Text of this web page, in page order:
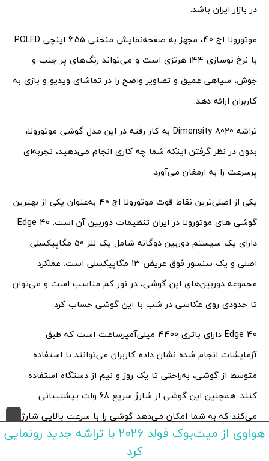
در بازار ایران باشد.
موتورولا اج 40، مجهز به صفحه‌نمایش منحنی 6.55 اینچی POLED
با نرخ نوسازی 144 هرتزی است و می‌تواند رنگ‌های پر جنب و
جوش، سیاهی عمیق و تصاویر واضح را در تماشای ویدیو و بازی به
کاربران ارائه دهد.
تراشه Dimensity 8020 به کار رفته در این مدل گوشی موتورولا،
بدون در نظر گرفتن اینکه شما چه کاری انجام می‌دهید، تجربه‌ای
پرسرعت را به ارمغان می‌آورد.
یکی از اصلی‌ترین نقاط قوت موتورولا اج 40 به‌عنوان یکی از بهترین
گوشی های موتورولا در ایران تنظیمات دوربین آن است. Edge 40
دارای یک سیستم دوربین دوگانه شامل یک لنز 50 مگاپیکسلی
اصلی و یک سنسور فوق عریض 13 مگاپیکسلی است. عملکرد
مجموعه دوربین‌های این گوشی، در نور کم مناسب است و می‌توان
تا حدودی روی عکاسی در شب با این گوشی حساب کرد.
Edge 40 دارای باتری 4400 میلی‌آمپرساعت است که طبق
آزمایشات انجام شده نشان داده کاربران می‌توانند با استفاده
متوسط از گوشی، به‌راحتی تا یک روز و نیم از دستگاه استفاده
کنند. همچنین این گوشی از شارژ سریع 68 وات یپشتیبانی
می‌کند که به شما امکان می‌دهد گوشی را با سرعت بالایی شارژ
کنید.
هواوی از میت‌بوک فولد 2026 با تراشه جدید رونمایی
کرد